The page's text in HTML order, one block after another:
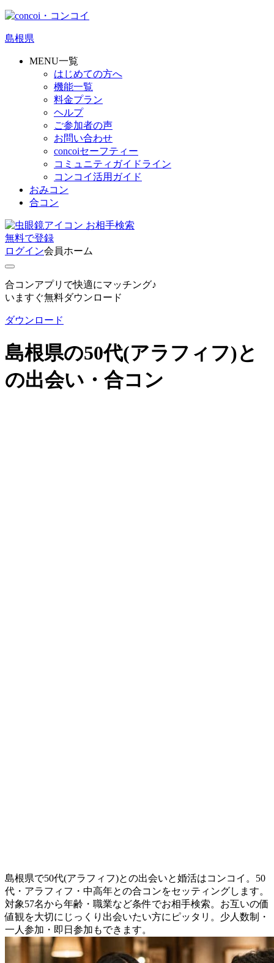
島根県
MENU一覧
はじめての方へ
機能一覧
料金プラン
ヘルプ
ご参加者の声
お問い合わせ
concoiセーフティー
コミュニティガイドライン
コンコイ活用ガイド
おみコン
合コン
お相手検索
無料で登録
ログイン会員ホーム
合コンアプリで快適にマッチング♪
いますぐ無料ダウンロード
ダウンロード
島根県の50代(アラフィフ)と
の出会い・合コン
島根県で50代(アラフィフ)との出会いと婚活はコンコイ。50
代・アラフィフ・中高年との合コンをセッティングします。
対象57名から年齢・職業など条件でお相手検索。お互いの価
値観を大切にじっくり出会いたい方にピッタリ。少人数制・
一人参加・即日参加もできます。